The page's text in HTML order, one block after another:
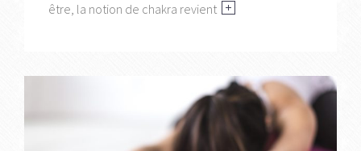
être, la notion de chakra revient